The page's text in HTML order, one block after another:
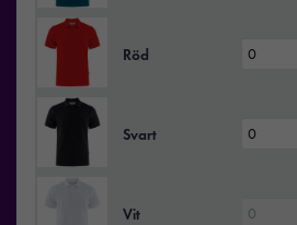
Röd
Svart
Vit